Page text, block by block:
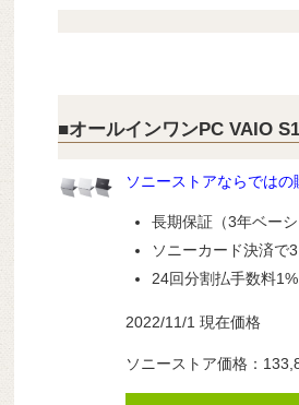
■オールインワンPC VAIO
ソニーストアならではの
長期保証（3年ベーシ
ソニーカード決済で
24回分割払手数料1%
2022/11/1 現在価格
ソニーストア価格：